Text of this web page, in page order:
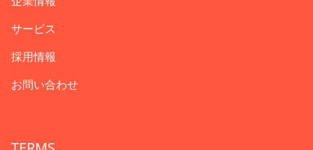
サービス
採用情報
お問い合わせ